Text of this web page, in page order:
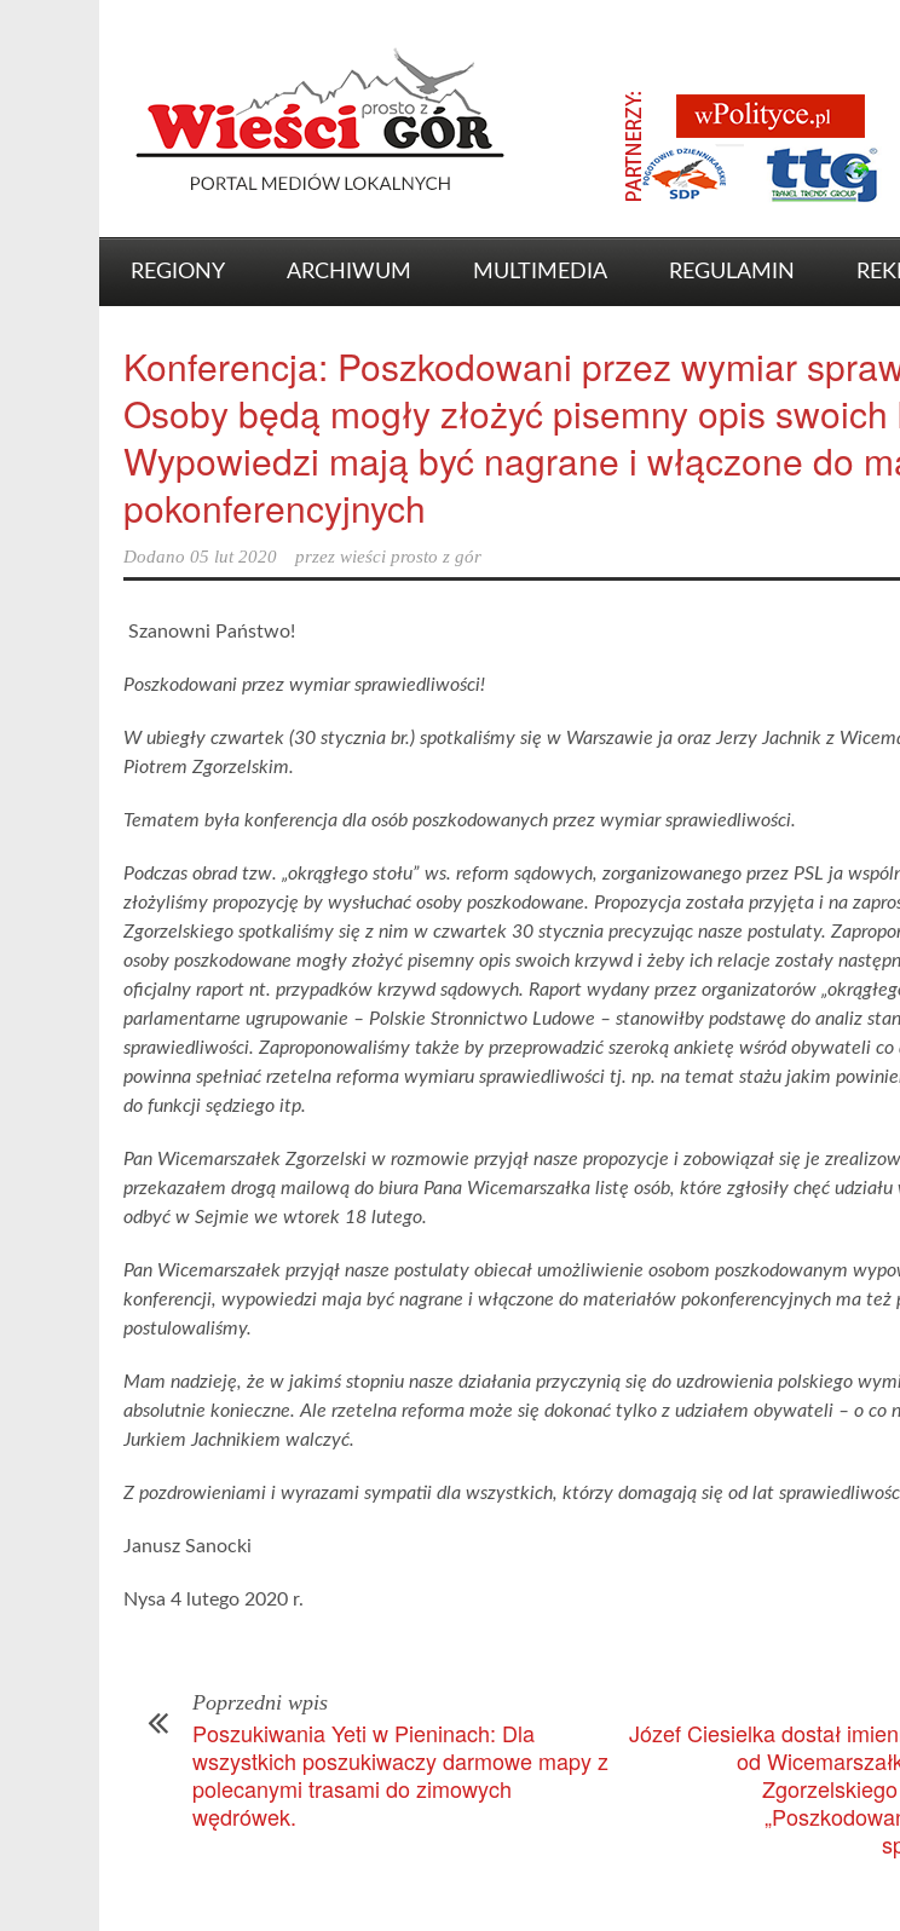
REGIONY ARCHIWUM MULTIMEDIA REGULAMIN
Konferencja: Poszkodowani przez wymiar
Osoby będą mogły złożyć pisemny opis
Wypowiedzi mają być nagrane i włączone do
pokonferencyjnych
Dodano 05 lut 2020 przez wieści prosto z gór
Szanowni Państwo!
Poszkodowani przez wymiar sprawiedliwości!
W ubiegły czwartek (30 stycznia br.) spotkaliśmy się w Warszawie ja oraz Jerzy Jachnik z
Piotrem Zgorzelskim.
Tematem była konferencja dla osób poszkodowanych przez wymiar sprawiedliwości.
Podczas obrad tzw. „okrągłego stołu” ws. reform sądowych, zorganizowanego przez PSL ja
złożyliśmy propozycję by wysłuchać osoby poszkodowane. Propozycja została przyjęta i na
Zgorzelskiego spotkaliśmy się z nim w czwartek 30 stycznia precyzując nasze postulaty.
osoby poszkodowane mogły złożyć pisemny opis swoich krzywd i żeby ich relacje zostały
oficjalny raport nt. przypadków krzywd sądowych. Raport wydany przez organizatorów
parlamentarne ugrupowanie – Polskie Stronnictwo Ludowe – stanowiłby podstawę do analiz
sprawiedliwości. Zaproponowaliśmy także by przeprowadzić szeroką ankietę wśród obywateli
powinna spełniać rzetelna reforma wymiaru sprawiedliwości tj. np. na temat stażu jakim
do funkcji sędziego itp.
Pan Wicemarszałek Zgorzelski w rozmowie przyjął nasze propozycje i zobowiązał się je
przekazałem drogą mailową do biura Pana Wicemarszałka listę osób, które zgłosiły chęć
odbyć w Sejmie we wtorek 18 lutego.
Pan Wicemarszałek przyjął nasze postulaty obiecał umożliwienie osobom poszkodowanym
konferencji, wypowiedzi maja być nagrane i włączone do materiałów pokonferencyjnych ma
postulowaliśmy.
Mam nadzieję, że w jakimś stopniu nasze działania przyczynią się do uzdrowienia polskiego
absolutnie konieczne. Ale rzetelna reforma może się dokonać tylko z udziałem obywateli – o co
Jurkiem Jachnikiem walczyć.
Z pozdrowieniami i wyrazami sympatii dla wszystkich, którzy domagają się od lat
Janusz Sanocki
Nysa 4 lutego 2020 r.
Poprzedni wpis
Poszukiwania Yeti w Pieninach: Dla
wszystkich poszukiwaczy darmowe mapy z
polecanymi trasami do zimowych
wędrówek.
Józef Ciesielka dostał
od